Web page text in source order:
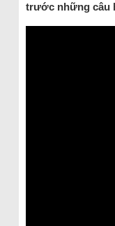
trước những câu